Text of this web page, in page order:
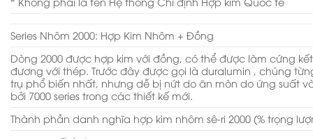
Series Nhôm 2000: Hợp Kim Nhôm + Đồng
Dòng 2000 được hợp kim với đồng, có thể được làm cứng
đương với thép. Trước đây được gọi là duralumin , chúng
trụ phổ biến nhất, nhưng dễ bị nứt do ăn mòn do ứng suất
bởi 7000 series trong các thiết kế mới.
Thành phần danh nghĩa hợp kim nhôm sê-ri 2000 (% trọng